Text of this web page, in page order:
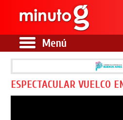
Menú
ESPECTACULAR VUELCO